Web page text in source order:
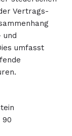
Vertrags-
und
umfasst
90